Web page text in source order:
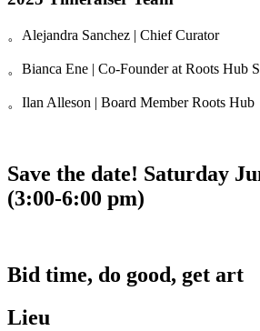
。Alejandra Sanchez | Chief Curator
。Bianca Ene | Co-Founder at Roots Hub
。Ilan Alleson | Board Member Roots Hub
Save the date! Saturday
(3:00-6:00 pm)
Bid time, do good, get art
Lieu